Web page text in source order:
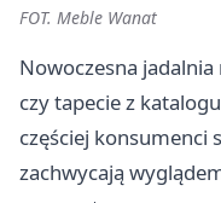
FOT. Meble Wanat
Nowoczesna
czy tapecie z
częściej konsumenci
zachwycają